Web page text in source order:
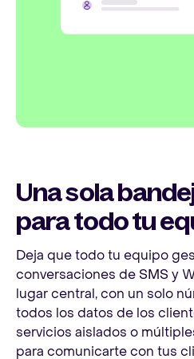
Una sola
para todo tu
Deja que todo tu equipo
conversaciones de SMS y
lugar central, con un solo
todos los datos de los
servicios aislados o
para comunicarte con tus